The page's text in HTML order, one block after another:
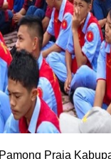
Praja